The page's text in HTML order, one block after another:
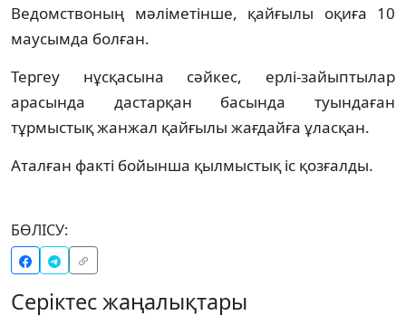
Ведомствоның мәліметінше, қайғылы оқиға 10
маусымда болған.
Тергеу нұсқасына сәйкес, ерлі-зайыптылар
арасында дастарқан басында туындаған
тұрмыстық жанжал қайғылы жағдайға ұласқан.
Аталған факті бойынша қылмыстық іс қозғалды.
БӨЛІСУ:
Серіктес жаңалықтары